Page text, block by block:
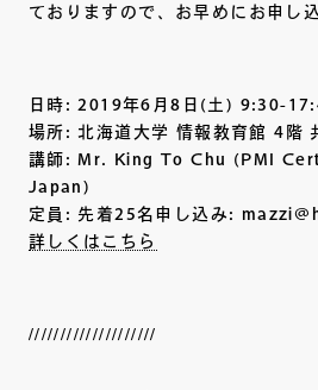
ておりますので、お早めにお申し
日時: 2019年6月8日(土) 9:30-
場所: 北海道大学 情報教育館 4階
講師: Mr. King To Chu (PMI
Japan)
定員: 先着25名申し込み:
詳しくはこちら
////////////////////